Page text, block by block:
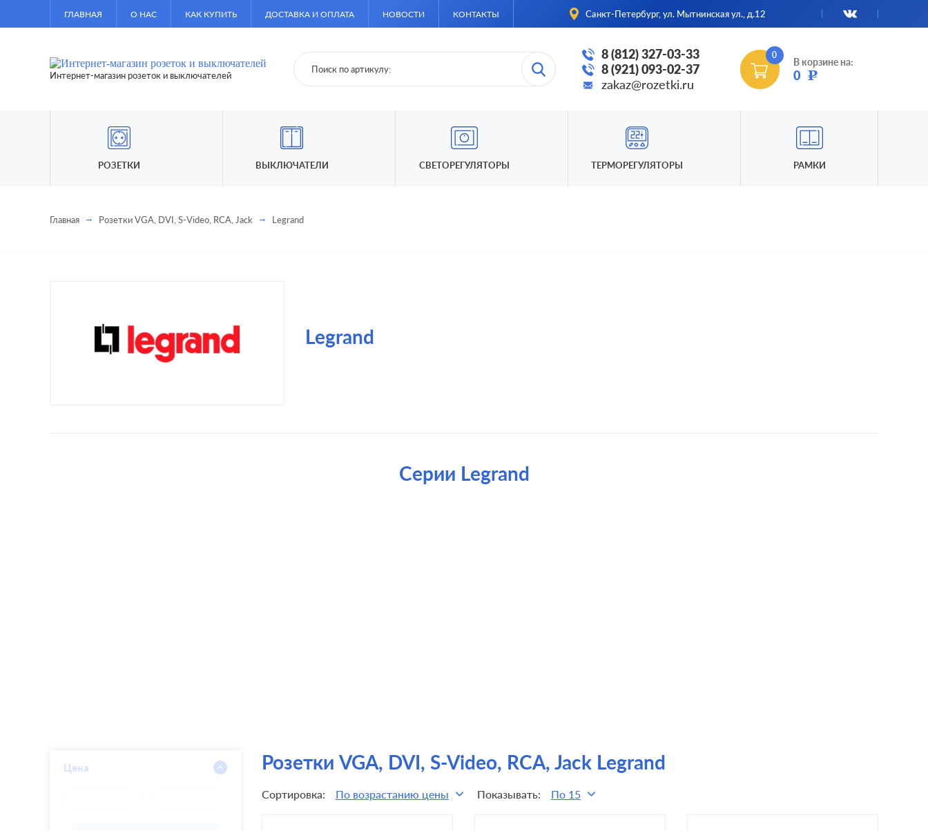
ГЛАВНАЯ О НАС КАК КУПИТЬ ДОСТАВКА И ОПЛАТА НОВОСТИ КОНТАКТЫ Санкт-Петербург, ул. Мытнинская ул., д.12
Интернет-магазин розеток и выключателей
8 (812) 327-03-33
8 (921) 093-02-37
zakaz@rozetki.ru
0
В корзине на:
0Р
РОЗЕТКИ ВЫКЛЮЧАТЕЛИ СВЕТОРЕГУЛЯТОРЫ ТЕРМОРЕГУЛЯТОРЫ РАМКИ
Главная Розетки VGA, DVI, S-Video, RCA, Jack Legrand
Legrand
Серии Legrand
Цена Розетки VGA, DVI, S-Video, RCA, Jack Legrand
Сортировка: По возрастанию цены Показывать: По 15